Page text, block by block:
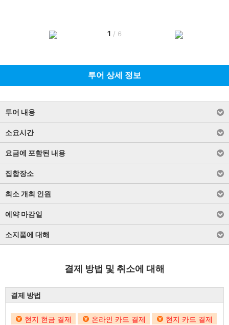
1 / 6
투어 상세 정보
투어 내용
소요시간
요금에 포함된 내용
집합장소
최소 개최 인원
예약 마감일
소지품에 대해
결제 방법 및 취소에 대해
결제 방법
현지 현금 결제 온라인 카드 결제 현지 카드 결제